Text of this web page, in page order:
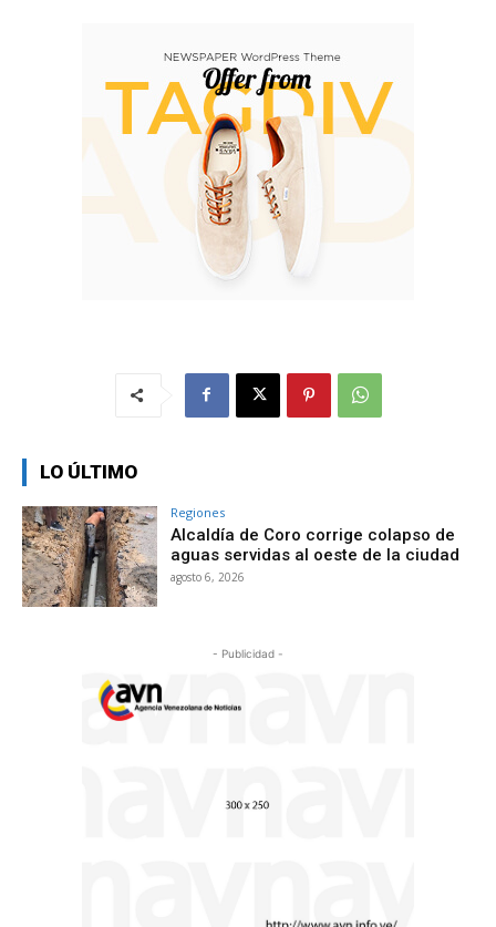
LO ÚLTIMO
Regiones
Alcaldía de Coro corrige colapso de
aguas servidas al oeste de la ciudad
agosto 6, 2026
- Publicidad -